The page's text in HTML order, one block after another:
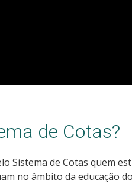
de Cotas?
Sistema de Cotas quem
no âmbito da educação